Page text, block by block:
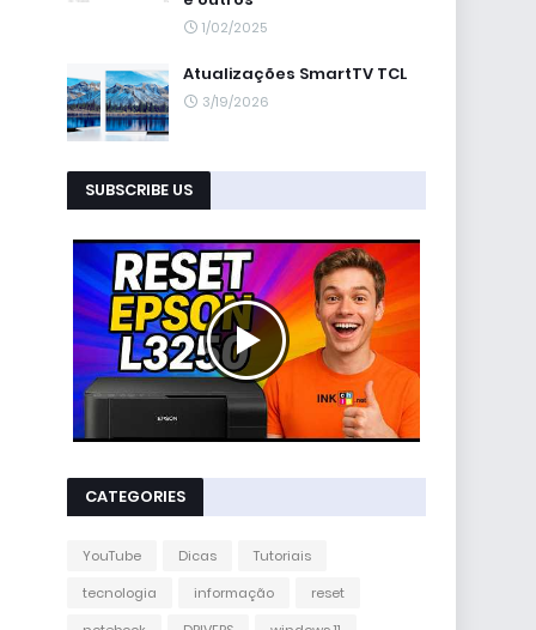
1/02/2025
Atualizações SmartTV TCL
3/19/2026
SUBSCRIBE US
CATEGORIES
YouTube Dicas
Tutoriais
tecnologia
informação
reset